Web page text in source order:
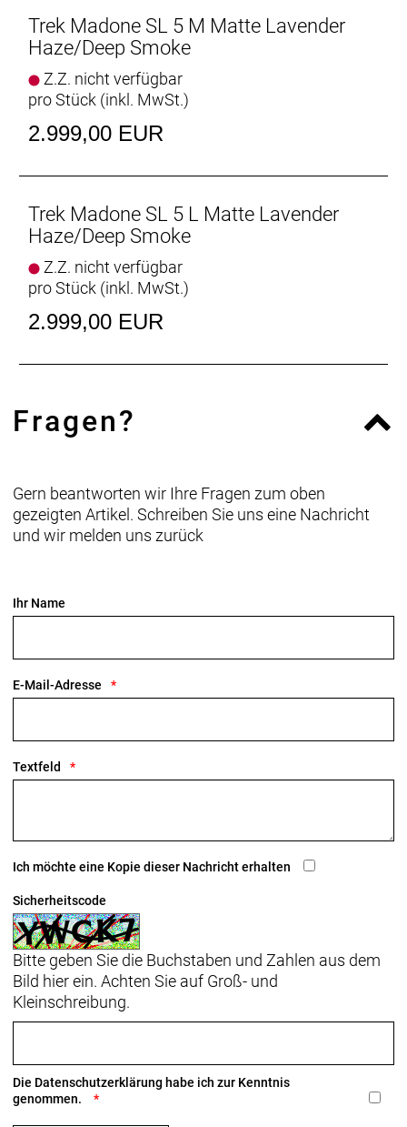
Rahmen: 500 Series OCLV Carbon, Full System Foil
Rohrprofile, IsoFlow-Sitzrohr, RCS Headset System,
elektronische oder mechanische Schaltung möglich,
abnehmbare Aero-Kettenführung, T47-Innenlager,
Flat Mount Scheibenbremsaufnahme, UDH,
142 x 12 mm Steckachse
Rahmenmaterial: Carbon
Gangschaltung: Shimano 105 R7100, max. 36 Z. an
größtem Ritzel
Anzahl Gänge: 1
Hinterradbremse: Shimano CL700, Center Lock
Max. Bremsscheibendu
Vorderradbremse: Shimano CL700, Center Lock
Max. Bremsscheibendu
abgeschrägte 12 x 100 mm Steckachse
Anlötversion, Down-Swing
Schaltwerk hinten: Shimano 105 R7100, max. 36 Z.
an größtem Ritzel
Kurbelsatz: Shimano 105 R7100, 50/34 Z., 170 mm
Kurbelarmlänge
Praxis, T47, mit Gewinde, innen gelagert
Kassette: Shimano 105 7101, 11-34 Z., 12fach
Kette: Shimano SLX M7100, 12fach
Lenker: Bontrager Comp, Aluminium, 31,8 mm
Trek Madone SL 5 M Matte Lavender
Haze/Deep Smoke
Z.Z. nicht verfügbar
pro Stück (inkl. MwSt.)
2.999,00 EUR
Trek Madone SL 5 L Matte Lavender
Haze/Deep Smoke
Z.Z. nicht verfügbar
pro Stück (inkl. MwSt.)
2.999,00 EUR
Fragen?
Gern beantworten wir Ihre Fragen zum oben
gezeigten Artikel. Schreiben Sie uns eine Nachricht
und wir melden uns zurück
Ihr Name
E-Mail-Adresse
Textfeld
Ich möchte eine Kopie dieser Nachricht erhalten
Sicherheitscode
Bitte geben Sie die Buchstaben und Zahlen aus dem
Bild hier ein. Achten Sie auf Groß- und
Kleinschreibung.
Die Datenschutzerklärung habe ich zur Kenntnis
genommen.